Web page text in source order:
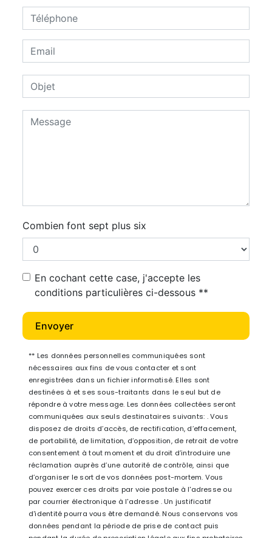
Combien font sept plus six
En cochant cette case, j'accepte les
conditions particulières ci-dessous **
Envoyer
** Les données personnelles communiquées sont
nécessaires aux fins de vous contacter et sont
enregistrées dans un fichier informatisé. Elles sont
destinées à et ses sous-traitants dans le seul but de
répondre à votre message. Les données collectées seront
communiquées aux seuls destinataires suivants: . Vous
disposez de droits d’accès, de rectification, d’effacement,
de portabilité, de limitation, d’opposition, de retrait de votre
consentement à tout moment et du droit d’introduire une
réclamation auprès d’une autorité de contrôle, ainsi que
d’organiser le sort de vos données post-mortem. Vous
pouvez exercer ces droits par voie postale à l'adresse ou
par courrier électronique à l'adresse . Un justificatif
d'identité pourra vous être demandé. Nous conservons vos
données pendant la période de prise de contact puis